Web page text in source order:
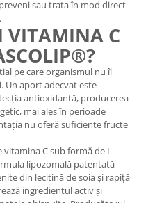
sau trata în mod direct
VITAMINA C
pe care organismul nu îl
Un aport adecvat este
antioxidantă, producerea
mai ales în perioade
nu oferă suficiente fructe
vitamina C sub formă de L-
lipozomală patentată
din lecitină de soia și rapiță
ingredientul activ și